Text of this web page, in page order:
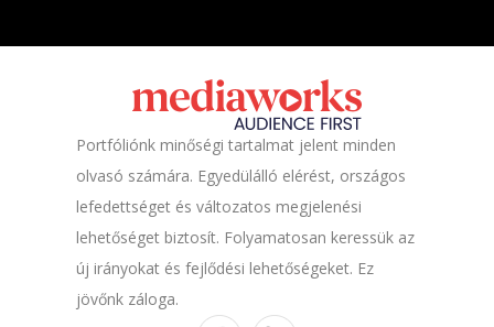
Portfóliónk minőségi tartalmat jelent minden
olvasó számára. Egyedülálló elérést, országos
lefedettséget és változatos megjelenési
lehetőséget biztosít. Folyamatosan keressük az
új irányokat és fejlődési lehetőségeket. Ez
jövőnk záloga.